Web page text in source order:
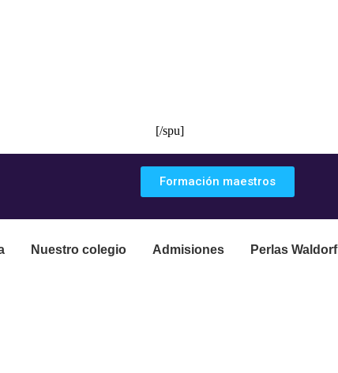
[/spu]
Formación maestros
Nuestro colegio Admisiones Perlas Waldorf